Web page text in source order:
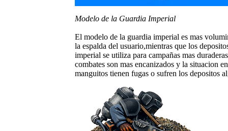
Modelo de la Guardia Imperial
El modelo de la guardia imperial es mas
la espalda del usuario,mientras que los
imperial se utiliza para campañas mas
combates son mas encanizados y la situacion
manguitos tienen fugas o sufren los depositos